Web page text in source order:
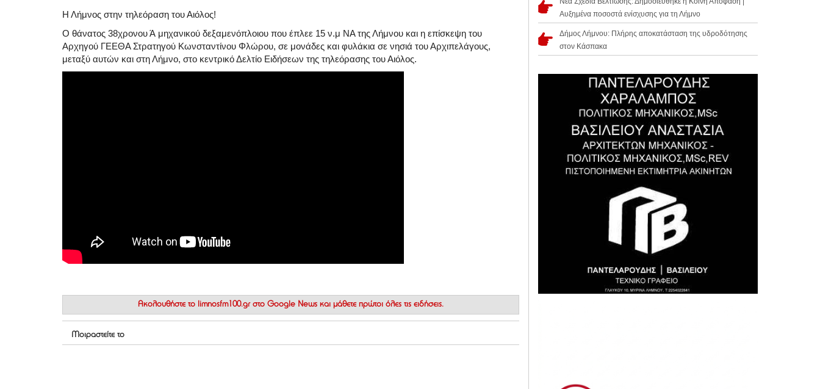
Η Λήμνος στην τηλεόραση του Αιόλος!
Ο θάνατος 38χρονου Ά μηχανικού δεξαμενόπλοιου που έπλεε 15 ν.μ ΝΑ της Λήμνου και η επίσκεψη του
Αρχηγού ΓΕΕΘΑ Στρατηγού Κωνσταντίνου Φλώρου, σε μονάδες και φυλάκια σε νησιά του Αρχιπελάγους,
μεταξύ αυτών και στη Λήμνο, στο κεντρικό Δελτίο Ειδήσεων της τηλεόρασης του Αιόλος.
Ακολουθήστε το limnosfm100.gr στο Google News και μάθετε πρώτοι όλες τις ειδήσεις.
Μοιραστείτε το
Αυξημένα ποσοστά ενίσχυσης για τη Λήμνο
Δήμος Λήμνου: Πλήρης αποκατάσταση της υδροδότησης
στον Κάσπακα